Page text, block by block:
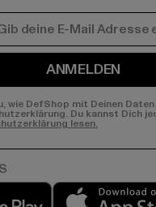
ANMELDEN
wie DefShop mit Deinen
Du kannst Dich
lesen.
Play market